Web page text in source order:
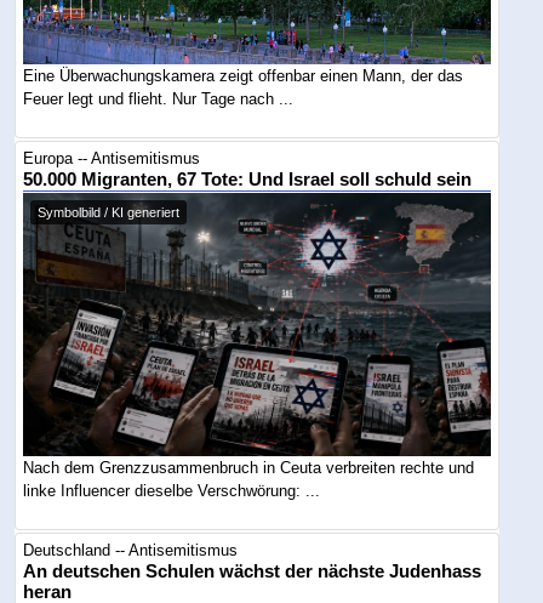
Eine Überwachungskamera zeigt offenbar einen Mann, der das
Feuer legt und flieht. Nur Tage nach ...
Europa -- Antisemitismus
50.000 Migranten, 67 Tote: Und Israel soll schuld sein
Symbolbild / KI generiert
Nach dem Grenzzusammenbruch in Ceuta verbreiten rechte und
linke Influencer dieselbe Verschwörung: ...
Deutschland -- Antisemitismus
An deutschen Schulen wächst der nächste Judenhass
heran